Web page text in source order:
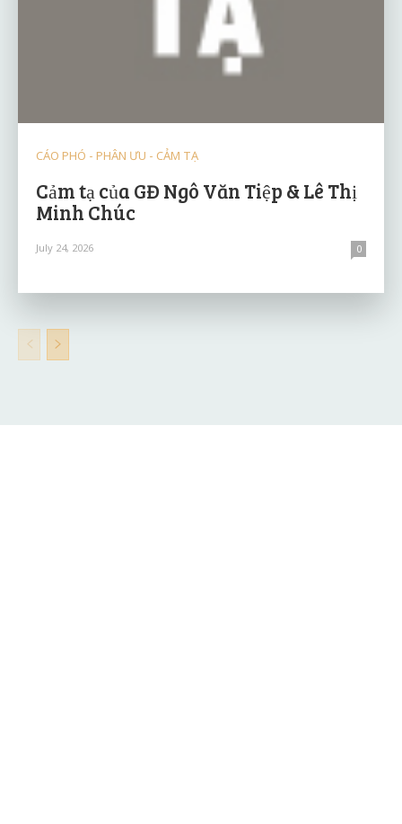
CÁO PHÓ - PHÂN ƯU - CẢM TẠ
Cảm tạ của GĐ Ngô Văn Tiệp & Lê Thị
Minh Chúc
July 24, 2026 0